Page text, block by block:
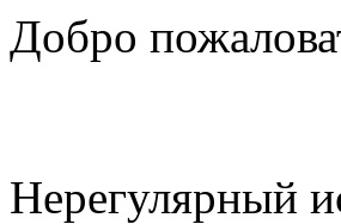
Добро
Нерегулярный